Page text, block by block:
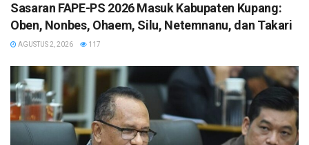
Sasaran FAPE-PS 2026 Masuk Kabupaten Kupang:
Oben, Nonbes, Ohaem, Silu, Netemnanu, dan Takari
AGUSTUS 2, 2026 117